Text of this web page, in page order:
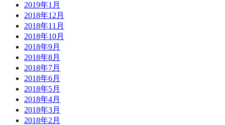
2019年1月
2018年12月
2018年11月
2018年10月
2018年9月
2018年8月
2018年7月
2018年6月
2018年5月
2018年4月
2018年3月
2018年2月